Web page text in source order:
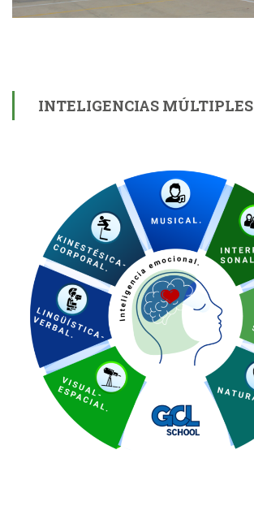
INTELIGENCIAS MÚLTIPLES